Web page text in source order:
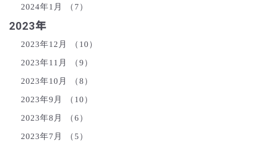
2024年1月 （7）
2023年
2023年12月 （10）
2023年11月 （9）
2023年10月 （8）
2023年9月 （10）
2023年8月 （6）
2023年7月 （5）